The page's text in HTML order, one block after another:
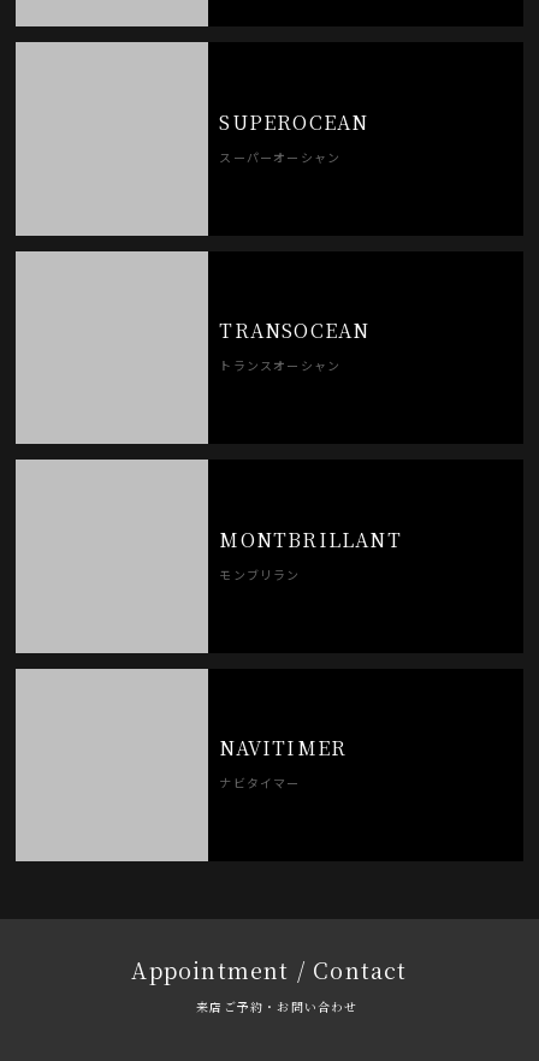
SUPEROCEAN
スーパーオーシャン
TRANSOCEAN
トランスオーシャン
MONTBRILLANT
モンブリラン
NAVITIMER
ナビタイマー
Appointment / Contact
来店ご予約・お問い合わせ